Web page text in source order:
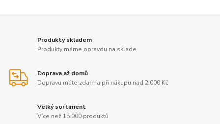
Produkty skladem
Produkty máme opravdu na sklade
Doprava až domů
Dopravu máte zdarma při nákupu nad 2.000 Kč
Velký sortiment
Více než 15.000 produktů